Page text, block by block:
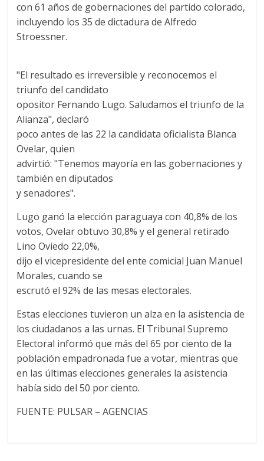
con 61 años de gobernaciones del partido colorado,
incluyendo los 35 de dictadura de Alfredo
Stroessner.
"El resultado es irreversible y reconocemos el
triunfo del candidato
opositor Fernando Lugo. Saludamos el triunfo de la
Alianza", declaró
poco antes de las 22 la candidata oficialista Blanca
Ovelar, quien
advirtió: "Tenemos mayoría en las gobernaciones y
también en diputados
y senadores".
Lugo ganó la elección paraguaya con 40,8% de los
votos, Ovelar obtuvo 30,8% y el general retirado
Lino Oviedo 22,0%,
dijo el vicepresidente del ente comicial Juan Manuel
Morales, cuando se
escrutó el 92% de las mesas electorales.
Estas elecciones tuvieron un alza en la asistencia de
los ciudadanos a las urnas. El Tribunal Supremo
Electoral informó que más del 65 por ciento de la
población empadronada fue a votar, mientras que
en las últimas elecciones generales la asistencia
había sido del 50 por ciento.
FUENTE: PULSAR – AGENCIAS